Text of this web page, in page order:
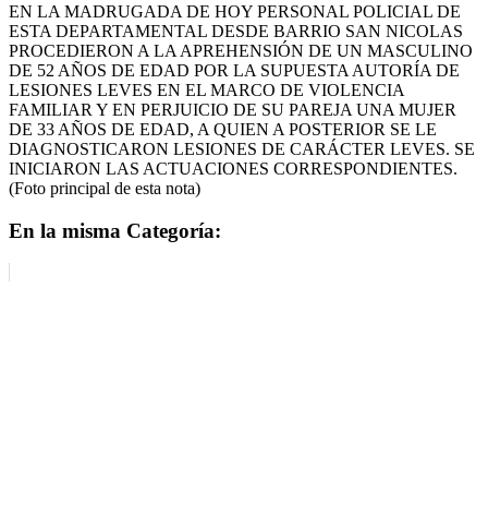
EN LA MADRUGADA DE HOY PERSONAL POLICIAL DE
ESTA DEPARTAMENTAL DESDE BARRIO SAN NICOLAS
PROCEDIERON A LA APREHENSIÓN DE UN MASCULINO
DE 52 AÑOS DE EDAD POR LA SUPUESTA AUTORÍA DE
LESIONES LEVES EN EL MARCO DE VIOLENCIA
FAMILIAR Y EN PERJUICIO DE SU PAREJA UNA MUJER
DE 33 AÑOS DE EDAD, A QUIEN A POSTERIOR SE LE
DIAGNOSTICARON LESIONES DE CARÁCTER LEVES. SE
INICIARON LAS ACTUACIONES CORRESPONDIENTES.
(Foto principal de esta nota)
En la misma Categoría: